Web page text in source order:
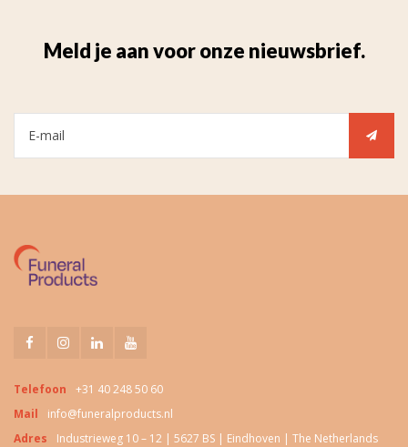
Meld je aan voor onze nieuwsbrief.
Telefoon
+31 40 248 50 60
Mail
info@funeralproducts.nl
Adres
Industrieweg 10 – 12 | 5627 BS | Eindhoven | The Netherlands